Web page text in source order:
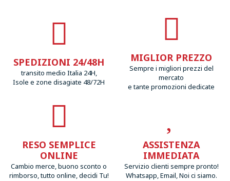
SPEDIZIONI 24/48H
transito medio Italia 24H,
Isole e zone disagiate 48/72H
MIGLIOR PREZZO
Sempre i migliori prezzi del
mercato
e tante promozioni dedicate
RESO SEMPLICE
ONLINE
Cambio merce, buono sconto o
rimborso, tutto online, decidi Tu!
ASSISTENZA
IMMEDIATA
Servizio clienti sempre pronto!
Whatsapp, Email, Noi ci siamo.